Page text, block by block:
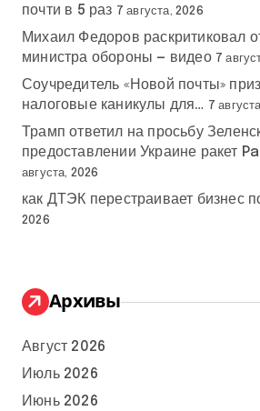
почти в 5 раз 7 августа, 2026
Михаил Федоров раскритиковал
министра обороны — видео 7
Соучредитель «Новой почты»
налоговые каникулы для…
7
Трамп ответил на просьбу
предоставлении Украине ракет
августа, 2026
как ДТЭК перестраивает бизнес
2026
Архивы
Август 2026
Июль 2026
Июнь 2026